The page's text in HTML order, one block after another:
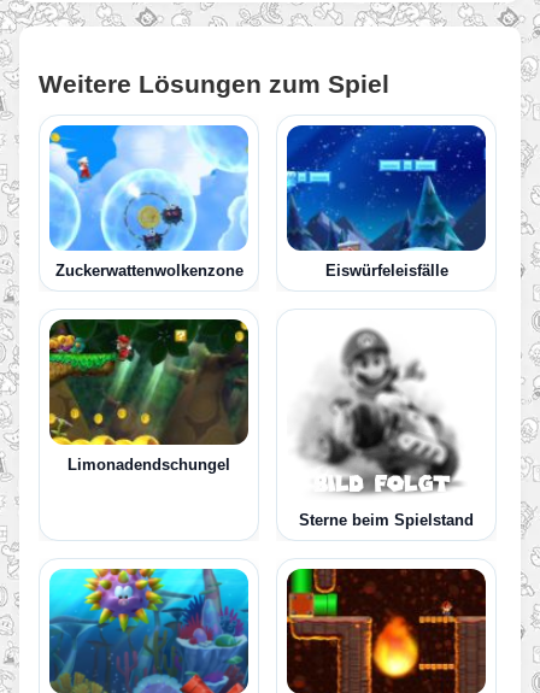
Weitere Lösungen zum Spiel
Zuckerwattenwolkenzone Eiswürfeleisfälle
Limonadendschungel
Sterne beim Spielstand